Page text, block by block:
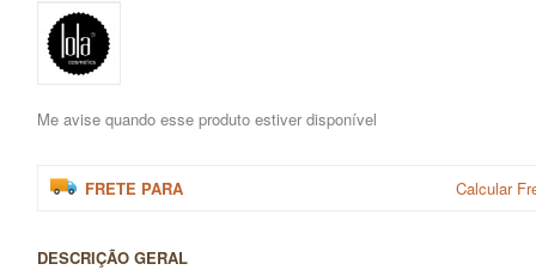
Me avise quando esse produto estiver disponível
FRETE PARA Calcular
DESCRIÇÃO GERAL